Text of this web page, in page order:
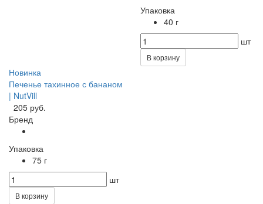
Упаковка
40 г
шт
В корзину
Новинка
Печенье тахинное с бананом
| NutVill
205 руб.
Бренд
Упаковка
75 г
шт
В корзину